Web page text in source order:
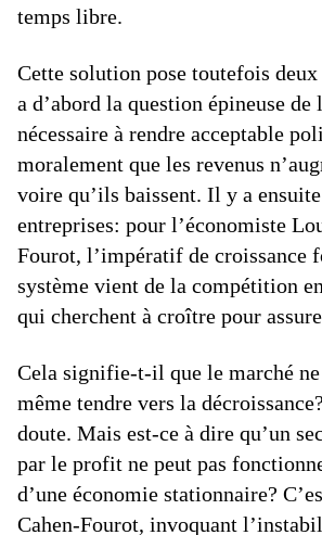
temps libre.
Cette solution pose toutefois
a d’abord la question épineuse
nécessaire à rendre acceptable
moralement que les revenus
voire qu’ils baissent. Il y a
entreprises: pour l’économiste
Fourot, l’impératif de croissance
système vient de la compétition
qui cherchent à croître pour
Cela signifie-t-il que le marché
même tendre vers la
doute. Mais est-ce à dire qu’un
par le profit ne peut pas
d’une économie stationnaire?
Cahen-Fourot, invoquant